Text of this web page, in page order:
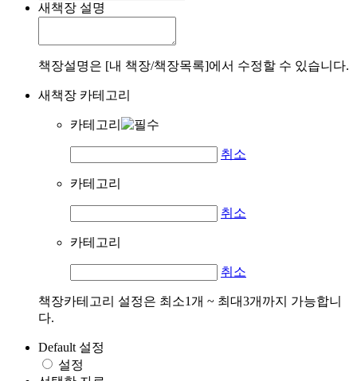
새책장 설명
책장설명은 [내 책장/책장목록]에서 수정할 수 있습니다.
새책장 카테고리
카테고리
취소
카테고리
취소
카테고리
취소
책장카테고리 설정은 최소1개 ~ 최대3개까지 가능합니
다.
Default 설정
설정